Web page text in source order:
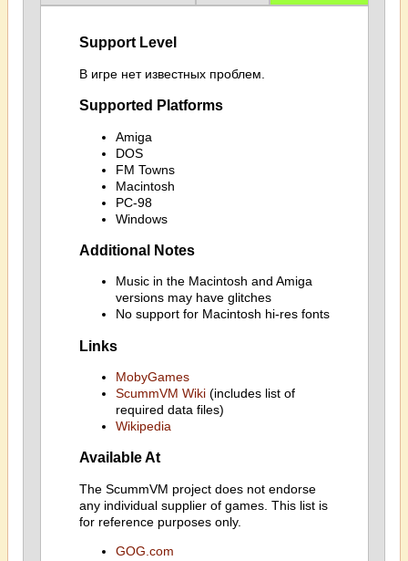
Support Level
В игре нет известных проблем.
Supported Platforms
Amiga
DOS
FM Towns
Macintosh
PC-98
Windows
Additional Notes
Music in the Macintosh and Amiga
versions may have glitches
No support for Macintosh hi-res fonts
Links
MobyGames
ScummVM Wiki(includes list of
required data files)
Wikipedia
Available At
The ScummVM project does not endorse
any individual supplier of games. This list is
for reference purposes only.
GOG.com